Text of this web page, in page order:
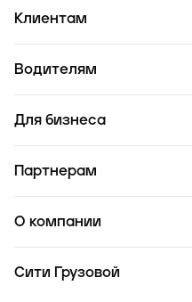
Клиентам
Водителям
Для бизнеса
Партнерам
О компании
Сити Грузовой